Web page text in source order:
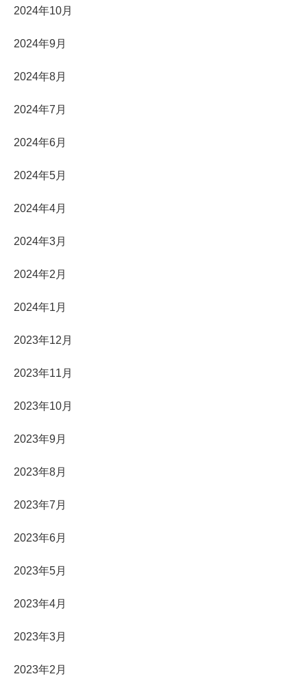
2024年10月
2024年9月
2024年8月
2024年7月
2024年6月
2024年5月
2024年4月
2024年3月
2024年2月
2024年1月
2023年12月
2023年11月
2023年10月
2023年9月
2023年8月
2023年7月
2023年6月
2023年5月
2023年4月
2023年3月
2023年2月